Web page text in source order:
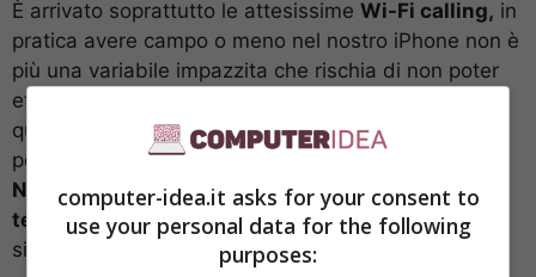
È arrivato soprattutto le attesissime Wi-Fi calling, in
pratica avere campo o meno nel nostro iPhone non è
più una variabile impazzita che rischia di non poter
effettuare una chiamata. Basta attaccarsi a una
qualsiasi WI-FI, anche in assenza di segnale mobile
potrebbe serenamente parlare con chi vogliamo.
Non solo tra utenti con lo stesso operatore
telefonico, l’importante è che entrambi i dispositivi
siano compatibili.
computer-idea.it asks for your consent to
use your personal data for the following
purposes: